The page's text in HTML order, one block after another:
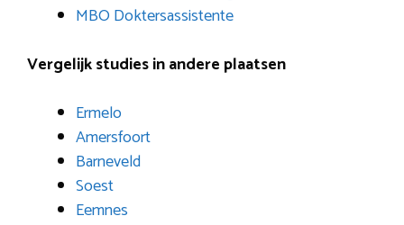
MBO Doktersassistente
Vergelijk studies in andere plaatsen
Ermelo
Amersfoort
Barneveld
Soest
Eemnes